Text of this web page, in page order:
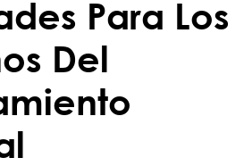
Para Los
Del